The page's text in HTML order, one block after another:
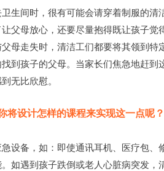
生间时，很有可能会请穿着制服的清
父母放心，还要尽量抱得既让孩子觉
母走失时，清洁工们都要将其领到特
到孩子的父母。当家长们焦急地赶到
无比欣慰。
将设计怎样的课程来实现这一点呢？
设备，如：即使通讯耳机、医疗包、
如遇到孩子跌倒或老人心脏病突发，